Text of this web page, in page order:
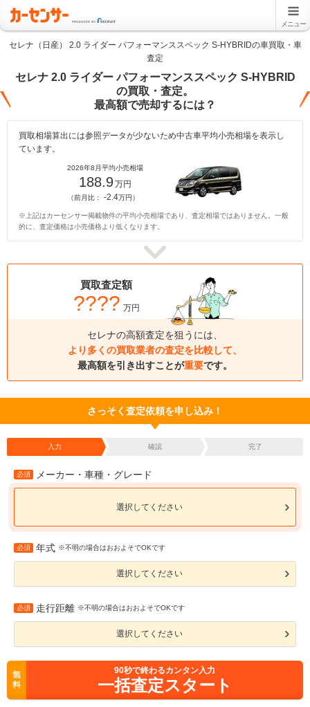
メニュー
セレナ（日産） 2.0 ライダー パフォーマンススペック S-HYBRIDの車買取・車
査定
セレナ 2.0 ライダー パフォーマンススペック S-HYBRID
の買取・査定。
最高額で売却するには？
買取相場算出には参照データが少ないため中古車平均小売相場を表示し
ています。
2026年8月平均小売相場
188.9万円
（前月比： -2.4万円）
※上記はカーセンサー掲載物件の平均小売相場であり、査定相場ではありません。一般
的に、査定価格は小売価格より低くなります。
買取査定額
???? 万円
セレナの高額査定を狙うには、
より多くの買取業者の査定を比較して、
最高額を引き出すことが重要です。
さっそく査定依頼を申し込み！
入力 確認 完了
必須 メーカー・車種・グレード
選択してください
必須 年式 ※不明の場合はおおよそでOKです
選択してください
必須 走行距離 ※不明の場合はおおよそでOKです
選択してください
無
料
90秒で終わるカンタン入力
一括査定スタート